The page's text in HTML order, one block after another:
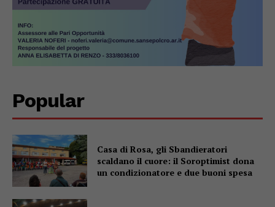
Popular
Casa di Rosa, gli Sbandieratori
scaldano il cuore: il Soroptimist dona
un condizionatore e due buoni spesa